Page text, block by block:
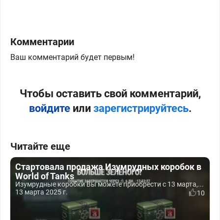
Комментарии
Ваш комментарий будет первым!
Чтобы оставить свой комментарий,
войдитеили зарегистрируйтесь.
Читайте еще
Стартовала продажа Изумрудных коробок в
World of Tanks
Изумрудные коробки Вы можете приобрести с 13 марта,...
13 марта 2025 г.
10